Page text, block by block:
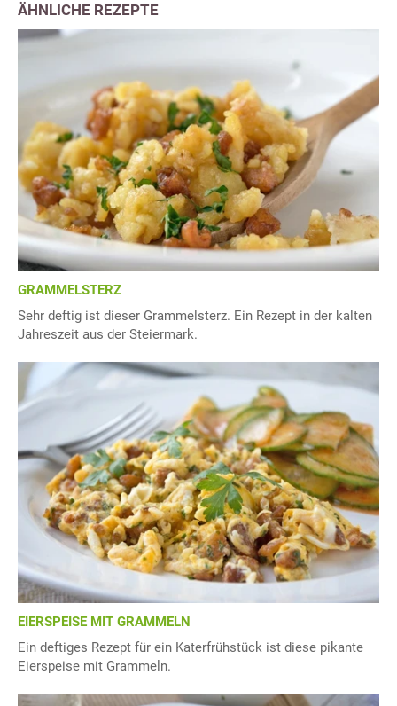
ÄHNLICHE REZEPTE
GRAMMELSTERZ
Sehr deftig ist dieser Grammelsterz. Ein Rezept in der kalten
Jahreszeit aus der Steiermark.
EIERSPEISE MIT GRAMMELN
Ein deftiges Rezept für ein Katerfrühstück ist diese pikante
Eierspeise mit Grammeln.